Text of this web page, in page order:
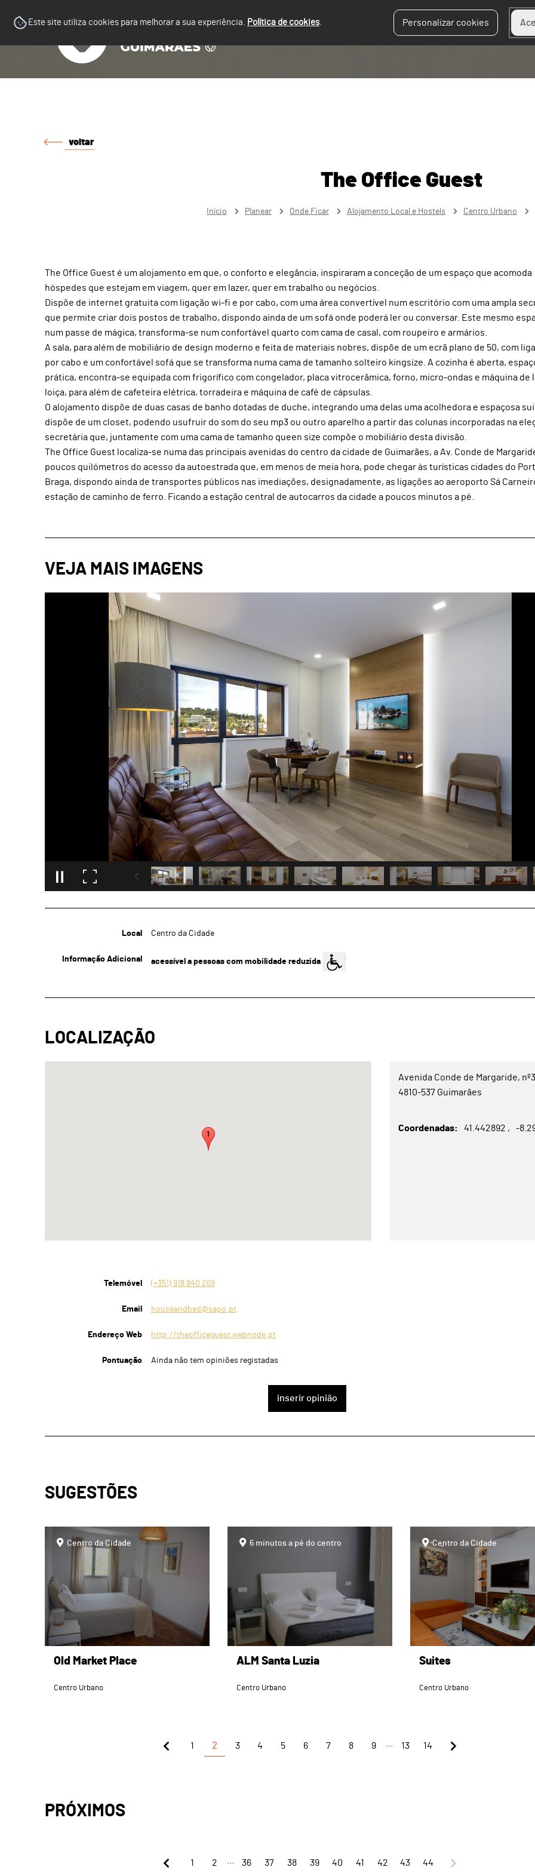
Este site utiliza cookies para melhorar a sua experiência. Política de cookies. Personalizar cookies
voltar
The Office Guest
Início Planear Onde Ficar Alojamento Local e Hostels Centro Urbano
The Office Guest é um alojamento em que, o conforto e elegância, inspiraram a conceção de um espaço que acomoda
hóspedes que estejam em viagem, quer em lazer, quer em trabalho ou negócios.
Dispõe de internet gratuita com ligação wi-fi e por cabo, com uma área convertível num escritório com uma ampla
que permite criar dois postos de trabalho, dispondo ainda de um sofá onde poderá ler ou conversar. Este mesmo
num passe de mágica, transforma-se num confortável quarto com cama de casal, com roupeiro e armários.
A sala, para além de mobiliário de design moderno e feita de materiais nobres, dispõe de um ecrã plano de 50, com
por cabo e um confortável sofá que se transforma numa cama de tamanho solteiro kingsize. A cozinha é aberta,
prática, encontra-se equipada com frigorífico com congelador, placa vitrocerâmica, forno, micro-ondas e máquina de
loiça, para além de cafeteira elétrica, torradeira e máquina de café de cápsulas.
O alojamento dispõe de duas casas de banho dotadas de duche, integrando uma delas uma acolhedora e espaçosa
dispõe de um closet, podendo usufruir do som do seu mp3 ou outro aparelho a partir das colunas incorporadas na
secretária que, juntamente com uma cama de tamanho queen size compõe o mobiliário desta divisão.
The Office Guest localiza-se numa das principais avenidas do centro da cidade de Guimarães, a Av. Conde de
poucos quilómetros do acesso da autoestrada que, em menos de meia hora, pode chegar às turísticas cidades do
Braga, dispondo ainda de transportes públicos nas imediações, designadamente, as ligações ao aeroporto Sá
estação de caminho de ferro. Ficando a estação central de autocarros da cidade a poucos minutos a pé.
Local Centro da Cidade
Informação Adicional acessível a pessoas com mobilidade reduzida
Avenida Conde de Margaride,
4810-537 Guimarães
Coordenadas 41.442892 -
Telemóvel (+351) 918 840 269
Email houseandbed@sapo.pt
Endereço Web http://theofficeguest.webnode.pt
Pontuação Ainda não tem opiniões registadas
inserir opinião
SUGESTÕES
pageCentro da Cidade
Old Market Place
Centro Urbano
page6 minutos a pé do centro
ALM Santa Luzia
Centro Urbano
pageCentro da Cidade
Suites
Centro Urbano
1 2 3 4 5 6 7 8 9 13 14
PRÓXIMOS
1 2 36 37 38 39 40 41 42 43 44